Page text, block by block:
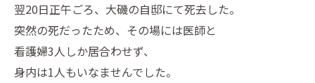
翌20日正午ごろ、大磯の自邸にて死去した。
突然の死だったため、その場には医師と
看護婦3人しか居合わせず、
身内は1人もいなませんでした。